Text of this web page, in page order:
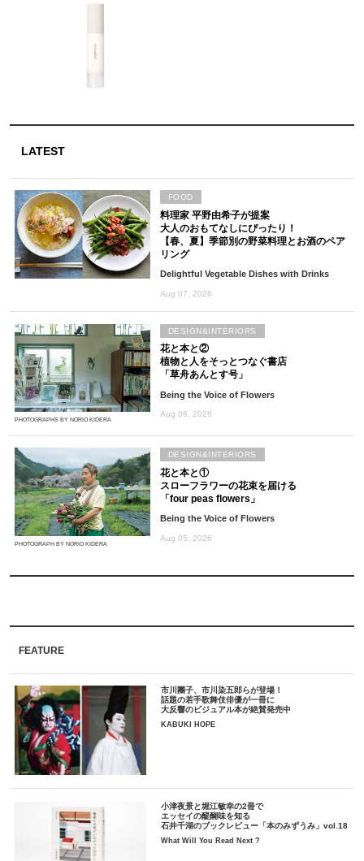
LATEST
料理家 平野由希子が提案
大人のおもてなしにぴったり！
【春、夏】季節別の野菜料理とお酒のペア
リング
Delightful Vegetable Dishes with Drinks
Aug 07, 2026
FOOD
PHOTOGRAPHS BY NORIO KIDERA
花と本と②
植物と人をそっとつなぐ書店
「草舟あんとす号」
Being the Voice of Flowers
Aug 06, 2026
DESIGN&INTERIORS
PHOTOGRAPH BY NORIO KIDERA
花と本と①
スローフラワーの花束を届ける
「four peas flowers」
Being the Voice of Flowers
Aug 05, 2026
DESIGN&INTERIORS
FEATURE
市川團子、市川染五郎らが登場！
話題の若手歌舞伎俳優が一冊に
大反響のビジュアル本が絶賛発売中
KABUKI HOPE
小津夜景と堀江敏幸の2冊で
エッセイの醍醐味を知る
石井千湖のブックレビュー「本のみずうみ」vol.18
What Will You Read Next ?